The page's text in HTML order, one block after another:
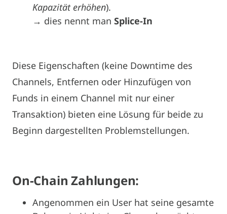
Kapazität erhöhen).
→ dies nennt man Splice-In
Diese Eigenschaften (keine Downtime des
Channels, Entfernen oder Hinzufügen von
Funds in einem Channel mit nur einer
Transaktion) bieten eine Lösung für beide zu
Beginn dargestellten Problemstellungen.
On-Chain Zahlungen:
Angenommen ein User hat seine gesamte